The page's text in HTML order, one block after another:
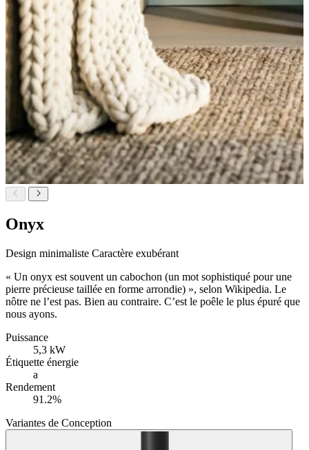
Onyx
Design minimaliste Caractère exubérant
« Un onyx est souvent un cabochon (un mot sophistiqué pour une
pierre précieuse taillée en forme arrondie) », selon Wikipedia. Le
nôtre ne l’est pas. Bien au contraire. C’est le poêle le plus épuré que
nous ayons.
Puissance
5,3 kW
Étiquette énergie
a
Rendement
91.2%
Variantes de Conception